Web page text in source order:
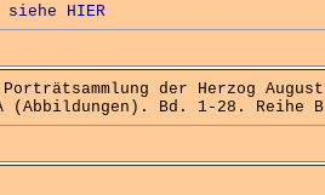
siehe HIER
der Herzog
(Abbildungen). Bd. 1-28. Reihe